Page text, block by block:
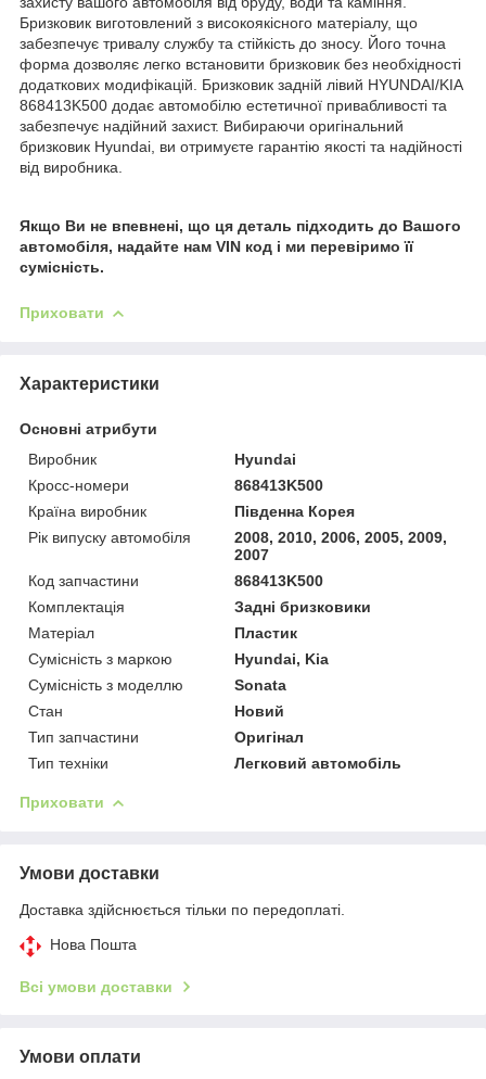
Бризковик виготовлений з високоякісного матеріалу, що
забезпечує тривалу службу та стійкість до зносу. Його точна
форма дозволяє легко встановити бризковик без необхідності
додаткових модифікацій. Бризковик задній лівий HYUNDAI/KIA
868413K500 додає автомобілю естетичної привабливості та
забезпечує надійний захист. Вибираючи оригінальний
бризковик Hyundai, ви отримуєте гарантію якості та надійності
від виробника.
Якщо Ви не впевнені, що ця деталь підходить до Вашого
автомобіля, надайте нам VIN код і ми перевіримо її
сумісність.
Приховати
Характеристики
Основні атрибути
Виробник
Hyundai
Кросс-номери
868413K500
Країна виробник
Південна Корея
Рік випуску автомобіля
2008, 2010, 2006, 2005, 2009,
2007
Код запчастини
868413K500
Комплектація
Задні бризковики
Матеріал
Пластик
Сумісність з маркою
Hyundai, Kia
Сумісність з моделлю
Sonata
Стан
Новий
Тип запчастини
Оригінал
Тип техніки
Легковий автомобіль
Приховати
Умови доставки
Доставка здійснюється тільки по передоплаті.
Нова Пошта
Всі умови доставки
Умови оплати